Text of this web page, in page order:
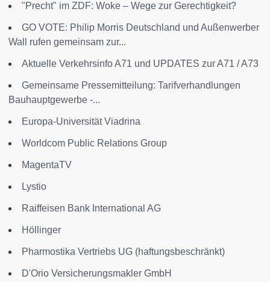
"Precht" im ZDF: Woke – Wege zur Gerechtigkeit?
GO VOTE: Philip Morris Deutschland und Außenwerber
Wall rufen gemeinsam zur...
Aktuelle Verkehrsinfo A71 und UPDATES zur A71 / A73
Gemeinsame Pressemitteilung: Tarifverhandlungen
Bauhauptgewerbe -...
Europa-Universität Viadrina
Worldcom Public Relations Group
MagentaTV
Lystio
Raiffeisen Bank International AG
Höllinger
Pharmostika Vertriebs UG (haftungsbeschränkt)
D'Orio Versicherungsmakler GmbH